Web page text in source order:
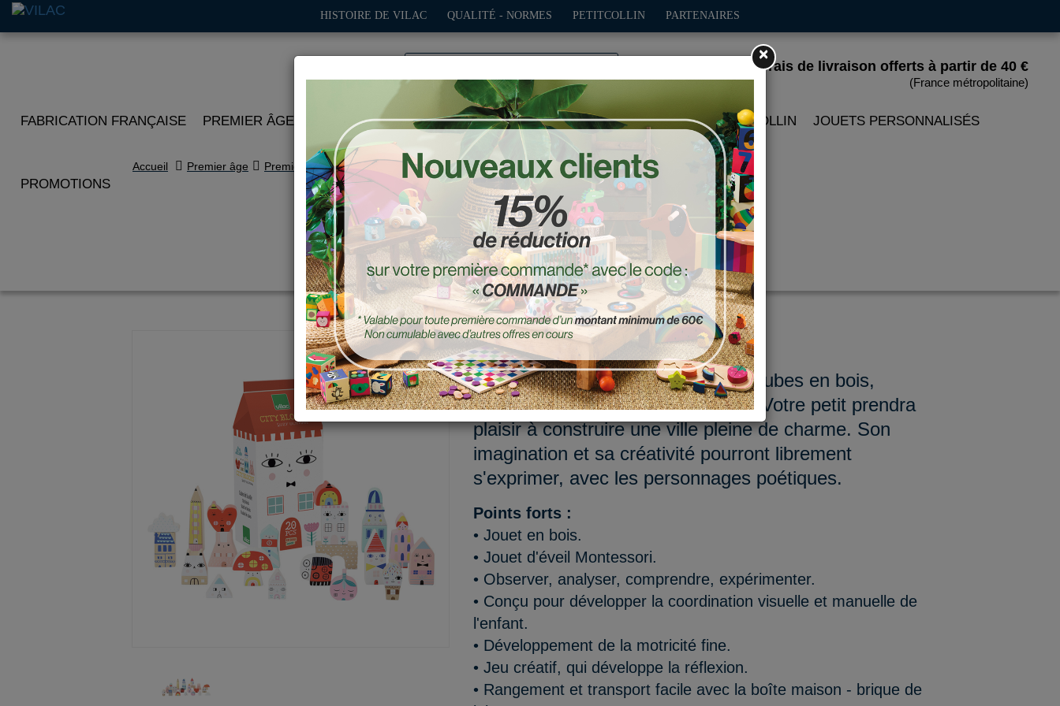
Frais de livraison offerts à partir de 40 €
(France métropolitaine)
HISTOIRE DE VILAC QUALITÉ - NORMES PETITCOLLIN PARTENAIRES
FABRICATION FRANÇAISE PREMIER ÂGE IMITATION PLEIN AIR JEUX DÉCO-CADEAUX POUPÉES PETITCOLLIN JOUETS PERSONNALISÉS
PROMOTIONS
Accueil Premier âge Premières histoires
Cubes en bois, Tiny city
Réf. : 8902
Découvrez notre joli coffret de 20 cubes en bois,
joliment illustrés par Suzy Ultman. Votre petit prendra
plaisir à construire une ville pleine de charme. Son
imagination et sa créativité pourront librement
s'exprimer, avec les personnages poétiques.
Points forts :
• Jouet en bois.
• Jouet d'éveil Montessori.
• Observer, analyser, comprendre, expérimenter.
• Conçu pour développer la coordination visuelle et manuelle de
l'enfant.
• Développement de la motricité fine.
• Jeu créatif, qui développe la réflexion.
• Rangement et transport facile avec la boîte maison - brique de
×